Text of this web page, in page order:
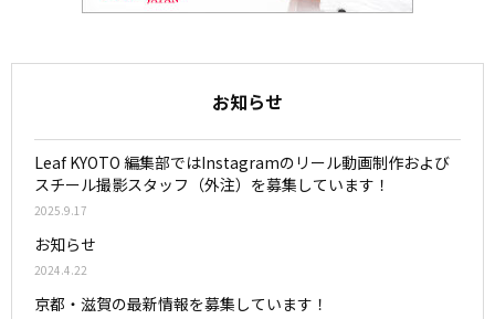
お知らせ
Leaf KYOTO 編集部ではInstagramのリール動画制作および
スチール撮影スタッフ（外注）を募集しています！
2025.9.17
お知らせ
2024.4.22
京都・滋賀の最新情報を募集しています！